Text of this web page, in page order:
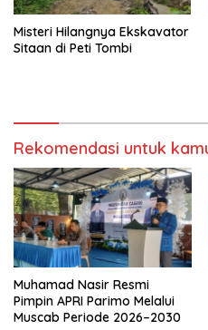
Misteri Hilangnya Ekskavator
Sitaan di Peti Tombi
Rekomendasi untuk
Muhamad Nasir Resmi
Pimpin APRI Parimo Melalui
Muscab Periode 2026–2030